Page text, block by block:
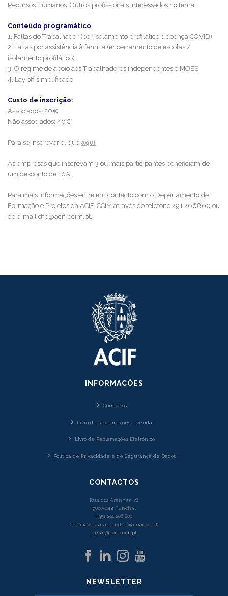
Recursos Humanos. Outros profissionais interessados no tema.
Conteúdo programático
1. Faltas do Trabalhador (por isolamento profilático e doença COVID)
2. Faltas por assistência à família (encerramento de escolas /
isolamento profilático)
3. O regime de apoio aos Trabalhadores independentes e MOES
4. Lay off simplificado
Custo de inscrição:
Associados: 20€
Não associados: 40€
Para se inscrever clique aqui
As empresas que inscrevam 3 ou mais participantes beneficiam de
um desconto de 10%.
Para mais informações entre em contacto com o Departamento de
Formação e Projetos da ACIF-CCIM através do telefone 291 206800 ou
do e-mail dfp@acif-ccim.pt
INFORMAÇÕES
Contactos
Livro de Reclamações – venda
Livro de Reclamações Eletrónico
Política de Privacidade e de Segurança de Dados
CONTACTOS
Rua dos Aranhas, 26
9000-044 Funchal
+351 291 206 800
(chamada para a rede fixa nacional)
geral@acif-ccim.pt
NEWSLETTER